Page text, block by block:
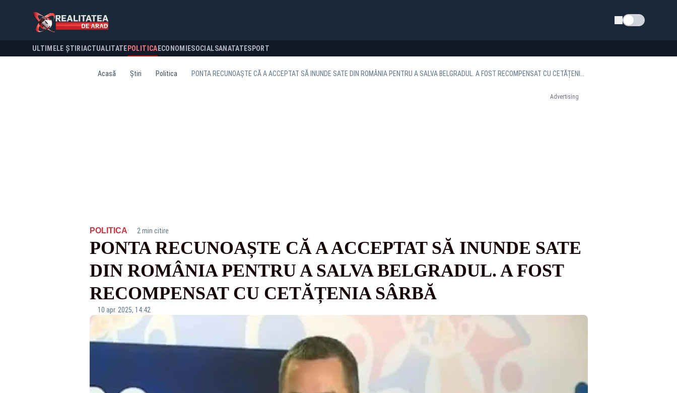
Schimba tema
ULTIMELE ȘTIRI ACTUALITATE POLITICA ECONOMIESOCIALSANATATESPORT
Acasă Știri Politica
Advertising
POLITICA· 2 min citire
PONTA RECUNOAȘTE CĂ A ACCEPTAT SĂ INUNDE SATE
DIN ROMÂNIA PENTRU A SALVA BELGRADUL. A FOST
RECOMPENSAT CU CETĂȚENIA SÂRBĂ
10 apr. 2025, 14:42